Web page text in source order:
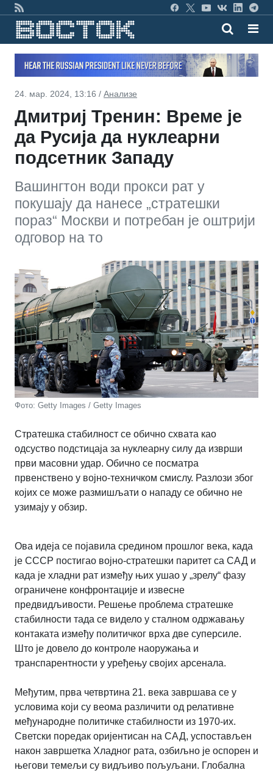
24. мар. 2024, 13:16 / Анализе
Дмитриј Тренин: Време је
да Русија да нуклеарни
подсетник Западу
Вашингтон води прокси рат у
покушају да нанесе „стратешки
пораз“ Москви и потребан је оштрији
одговор на то
Фото: Getty Images / Getty Images
Стратешка стабилност се обично схвата као
одсуство подстицаја за нуклеарну силу да изврши
први масовни удар. Обично се посматра
првенствено у војно-техничком смислу. Разлози због
којих се може размишљати о нападу се обично не
узимају у обзир.
Ова идеја се појавила средином прошлог века, када
је СССР постигао војно-стратешки паритет са САД и
када је хладни рат између њих ушао у „зрелу“ фазу
ограничене конфронтације и извесне
предвидљивости. Решење проблема стратешке
стабилности тада се видело у сталном одржавању
контаката између политичког врха две суперсиле.
Што је довело до контроле наоружања и
транспарентности у уређењу својих арсенала.
Међутим, прва четвртина 21. века завршава се у
условима који су веома различити од релативне
међународне политичке стабилности из 1970-их.
Светски поредак оријентисан на САД, успостављен
након завршетка Хладног рата, озбиљно је оспорен и
његови темељи су видљиво пољуљани. Глобална